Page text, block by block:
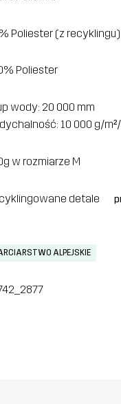
Poliester (z recyklingu)
Poliester
wody: 20 000 mm
10 000 g/
w rozmiarze M
detale
ALPEJSKIE